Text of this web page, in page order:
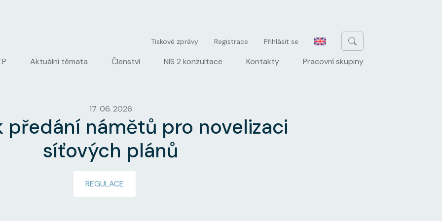
User account menu
Tiskové zprávy Registrace Přihlásit se
Aktuální témata Členství NIS 2 konzultace Kontakty Pracovní skupiny
17. 06. 2026
předání námětů pro novelizaci
síťových plánů
REGULACE